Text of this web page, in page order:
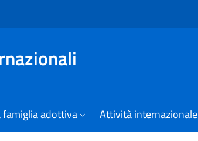
famiglia adottiva Attività internazionale